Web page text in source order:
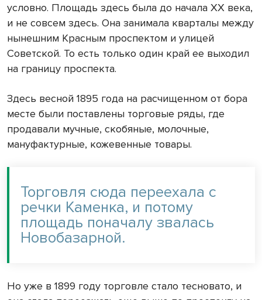
условно. Площадь здесь была до начала ХХ века,
и не совсем здесь. Она занимала кварталы между
нынешним Красным проспектом и улицей
Советской. То есть только один край ее выходил
на границу проспекта.
Здесь весной 1895 года на расчищенном от бора
месте были поставлены торговые ряды, где
продавали мучные, скобяные, молочные,
мануфактурные, кожевенные товары.
Торговля сюда переехала с
речки Каменка, и потому
площадь поначалу звалась
Новобазарной.
Но уже в 1899 году торговле стало тесновато, и